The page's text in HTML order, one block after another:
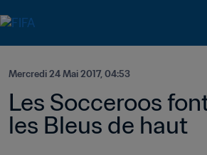
Mercredi 24 Mai 2017, 04:53
Les Socceroos
les Bleus de haut